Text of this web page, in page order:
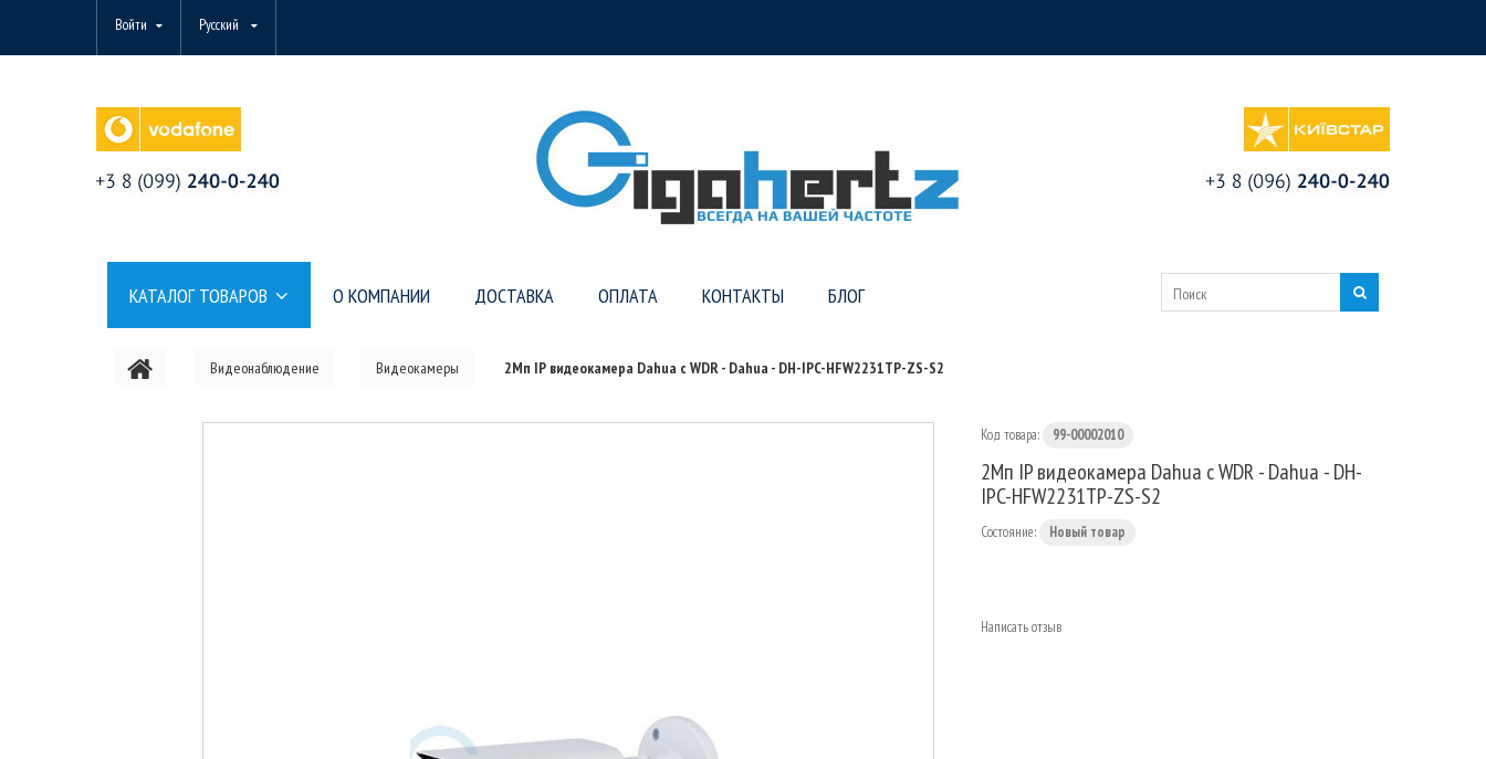
Войти Русский
КАТАЛОГ ТОВАРОВ О КОМПАНИИ ДОСТАВКА ОПЛАТА КОНТАКТЫ БЛОГ
Видеонаблюдение Видеокамеры 2Mп IP видеокамера Dahua с WDR - Dahua - DH-IPC-HFW2231TP-ZS-S2
Код товара: 99-00002010
2Mп IP видеокамера Dahua с WDR - Dahua - DH-
IPC-HFW2231TP-ZS-S2
Состояние: Новый товар
Написать отзыв